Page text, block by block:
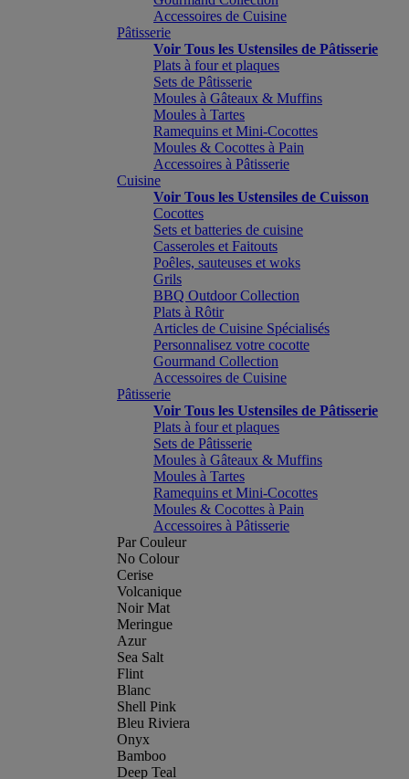
Accessoires de Cuisine
Pâtisserie
Voir Tous les Ustensiles de Pâtisserie
Plats à four et plaques
Sets de Pâtisserie
Moules à Gâteaux & Muffins
Moules à Tartes
Ramequins et Mini-Cocottes
Moules & Cocottes à Pain
Accessoires à Pâtisserie
Cuisine
Voir Tous les Ustensiles de Cuisson
Cocottes
Sets et batteries de cuisine
Casseroles et Faitouts
Poêles, sauteuses et woks
Grils
BBQ Outdoor Collection
Plats à Rôtir
Articles de Cuisine Spécialisés
Personnalisez votre cocotte
Gourmand Collection
Accessoires de Cuisine
Pâtisserie
Voir Tous les Ustensiles de Pâtisserie
Plats à four et plaques
Sets de Pâtisserie
Moules à Gâteaux & Muffins
Moules à Tartes
Ramequins et Mini-Cocottes
Moules & Cocottes à Pain
Accessoires à Pâtisserie
Par Couleur
No Colour
Cerise
Volcanique
Noir Mat
Meringue
Azur
Sea Salt
Flint
Blanc
Shell Pink
Bleu Riviera
Onyx
Bamboo
Deep Teal